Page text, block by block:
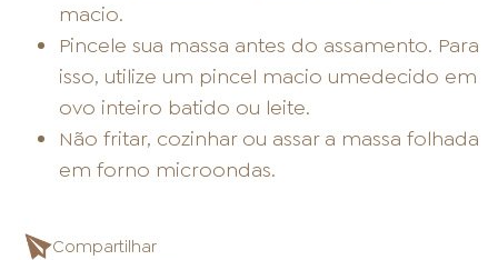
macio.
Pincele sua massa antes do assamento. Para
isso, utilize um pincel macio umedecido em
ovo inteiro batido ou leite.
Não fritar, cozinhar ou assar a massa folhada
em forno microondas.
Compartilhar